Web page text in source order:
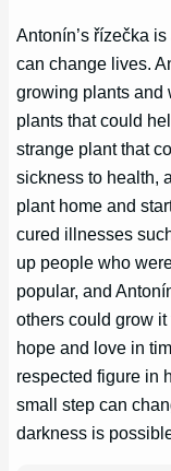
Antonín’s řízečka
can change lives.
growing plants and
plants that could
strange plant that
sickness to health,
plant home and
cured illnesses
up people who
popular, and
others could grow
hope and love in
respected figure in
small step can
darkness is